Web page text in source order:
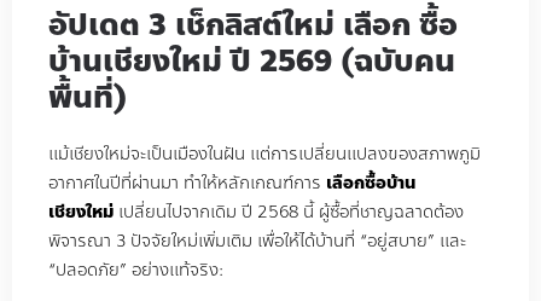
อัปเดต 3 เช็กลิสต์ใหม่ เลือก ซื้อ
บ้านเชียงใหม่ ปี 2569 (ฉบับคน
พื้นที่)
แม้เชียงใหม่จะเป็นเมืองในฝัน แต่การเปลี่ยนแปลงของสภาพภูมิ
อากาศในปีที่ผ่านมา ทำให้หลักเกณฑ์การ เลือกซื้อบ้าน
เชียงใหม่ เปลี่ยนไปจากเดิม ปี 2568 นี้ ผู้ซื้อที่ชาญฉลาดต้อง
พิจารณา 3 ปัจจัยใหม่เพิ่มเติม เพื่อให้ได้บ้านที่ “อยู่สบาย” และ
“ปลอดภัย” อย่างแท้จริง: